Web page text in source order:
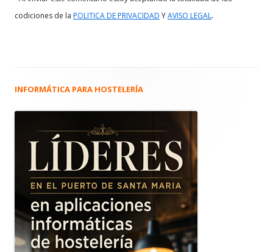
codiciones de la POLITICA DE PRIVACIDAD YAVISO LEGAL.
Barra
principal
INFORMÁTICA PARA HOSTELERÍA